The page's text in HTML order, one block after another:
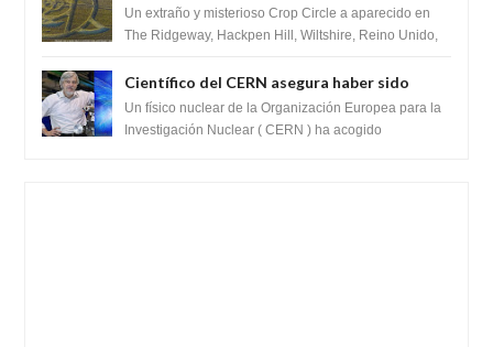
Unido 23 de junio 2016
Un extraño y misterioso Crop Circle a aparecido en
The Ridgeway, Hackpen Hill, Wiltshire, Reino Unido,
Científico del CERN asegura haber sido
ayudado por seres de luz durante una
prueba del Colisionador de Hadrones
Un físico nuclear de la Organización Europea para la
Investigación Nuclear ( CERN ) ha acogido